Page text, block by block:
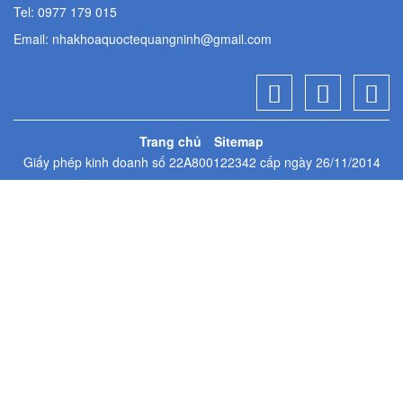
Tel: 0977 179 015
Email: nhakhoaquoctequangninh@gmail.com
Trang chủ
Sitemap
Giấy phép kinh doanh số 22A800122342 cấp ngày 26/11/2014